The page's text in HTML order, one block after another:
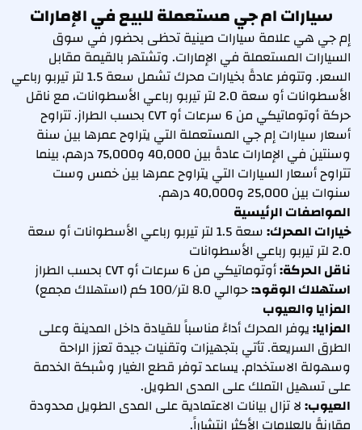
سيارات ام جي مستعملة للبيع في الإمارات
إم جي هي علامة سيارات صينية تحظى بحضور في سوق
السيارات المستعملة في الإمارات. وتشتهر بالقيمة مقابل
السعر. وتتوفر عادةً بخيارات محرك تشمل سعة 1.5 لتر تيربو رباعي
الأسطوانات أو سعة 2.0 لتر تيربو رباعي الأسطوانات، مع ناقل
حركة أوتوماتيكي من 6 سرعات أو CVT بحسب الطراز. تتراوح
أسعار سيارات إم جي المستعملة التي يتراوح عمرها بين سنة
وسنتين في الإمارات عادةً بين 40,000 و75,000 درهم، بينما
تتراوح أسعار السيارات التي يتراوح عمرها بين خمس وست
سنوات بين 25,000 و40,000 درهم.
المواصفات الرئيسية
خيارات المحرك:
سعة 1.5 لتر تيربو رباعي الأسطوانات أو سعة
2.0 لتر تيربو رباعي الأسطوانات
ناقل الحركة:أوتوماتيكي من 6 سرعات أو CVT بحسب الطراز
استهلاك الوقود:حوالي 8.0 لتر/100 كم (استهلاك مجمع)
المزايا والعيوب
المزايا:يوفر المحرك أداءً مناسباً للقيادة داخل المدينة وعلى
الطرق السريعة. تأتي بتجهيزات وتقنيات جيدة تعزز الراحة
وسهولة الاستخدام. يساعد توفر قطع الغيار وشبكة الخدمة
على تسهيل التملك على المدى الطويل.
العيوب:لا تزال بيانات الاعتمادية على المدى الطويل محدودة